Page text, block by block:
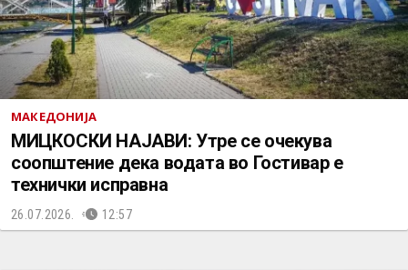
МАКЕДОНИЈА
МИЦКОСКИ НАЈАВИ: Утре се очекува
соопштение дека водата во Гостивар е
технички исправна
26.07.2026. 12:57